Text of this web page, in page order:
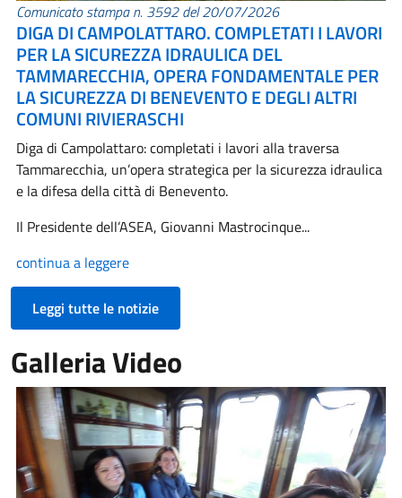
Comunicato stampa n. 3592 del 20/07/2026
DIGA DI CAMPOLATTARO. COMPLETATI I LAVORI
PER LA SICUREZZA IDRAULICA DEL
TAMMARECCHIA, OPERA FONDAMENTALE PER
LA SICUREZZA DI BENEVENTO E DEGLI ALTRI
COMUNI RIVIERASCHI
Diga di Campolattaro: completati i lavori alla traversa
Tammarecchia, un’opera strategica per la sicurezza idraulica
e la difesa della città di Benevento.
Il Presidente dell’ASEA, Giovanni Mastrocinque...
continua a leggere
Leggi tutte le notizie
Galleria Video